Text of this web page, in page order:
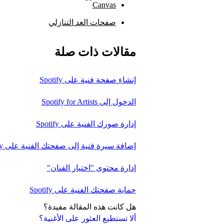
ألا تستطيع العثور على الأغنية؟
Canvas
صفحات العد التنازلي
مقالات ذات صلة
إنشاء صفحة فنية على Spotify
الدخول إلى Spotify for Artists
إدارة صورك الفنية على Spotify
إضافة سيرة فنية إلى صفحتك الفنية على Spotify
إدارة محتوى "اختيار الفنان"
حماية صفحتك الفنية على Spotify
هل كانت هذه المقالة مفيدة؟